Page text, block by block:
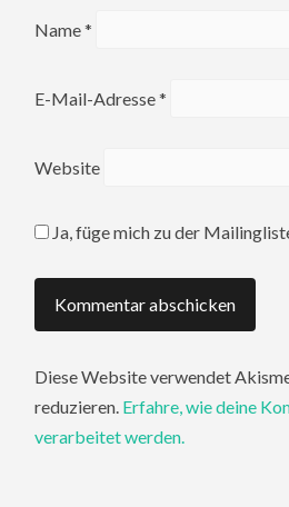
Name*
E-Mail-Adresse*
Website
Ja, füge mich zu der
Diese Website verwendet
reduzieren. Erfahre, wie deine
verarbeitet werden.